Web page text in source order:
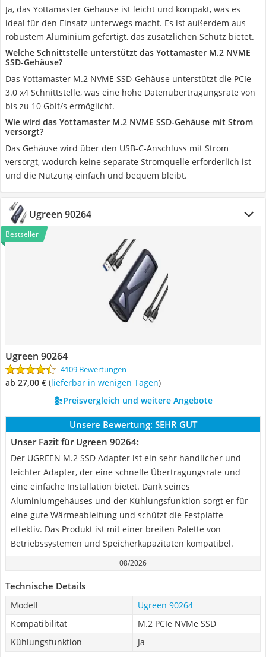
Ja, das Yottamaster Gehäuse ist leicht und kompakt, was es
ideal für den Einsatz unterwegs macht. Es ist außerdem aus
robustem Aluminium gefertigt, das zusätzlichen Schutz bietet.
Welche Schnittstelle unterstützt das Yottamaster M.2 NVME
SSD-Gehäuse?
Das Yottamaster M.2 NVME SSD-Gehäuse unterstützt die PCIe
3.0 x4 Schnittstelle, was eine hohe Datenübertragungsrate von
bis zu 10 Gbit/s ermöglicht.
Wie wird das Yottamaster M.2 NVME SSD-Gehäuse mit Strom
versorgt?
Das Gehäuse wird über den USB-C-Anschluss mit Strom
versorgt, wodurch keine separate Stromquelle erforderlich ist
und die Nutzung einfach und bequem bleibt.
Ugreen 90264
Bestseller
Ugreen 90264
4109 Bewertungen
ab 27,00 € ( Lieferbar in wenigen Tagen)
Preisvergleich und weitere Angebote
Unsere Bewertung: SEHR GUT
Unser Fazit für Ugreen 90264:
Der UGREEN M.2 SSD Adapter ist ein sehr handlicher und
leichter Adapter, der eine schnelle Übertragungsrate und
eine einfache Installation bietet. Dank seines
Aluminiumgehäuses und der Kühlungsfunktion sorgt er für
eine gute Wärmeableitung und schützt die Festplatte
effektiv. Das Produkt ist mit einer breiten Palette von
Betriebssystemen und Speicherkapazitäten kompatibel.
08/2026
Technische Details
Modell
Ugreen 90264
Kompatibilität
M.2 PCIe NVMe SSD
Kühlungsfunktion
Ja